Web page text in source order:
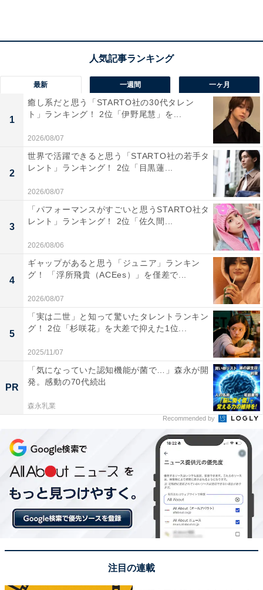
1位：江戸川コナン／93票
ボクと小五郎のおじさんは依頼人さんとの約束の時
間にその家に行ったんだ。
でも依頼した本人は約束のことを忘れちゃってるみ
たい。
変だと思った小五郎のおじさんが話を聞くと、依頼
人さんは殺人を犯したと言い出して、詳しく話を聞
くことに…!
TVオリジナル「ハメられたのは私」このあとすぐ!
pic.twitter.com/6CwzzoEEnW
December 16, 2023
堂々の1位に輝いたのは、本作の主人公である江戸川コ
ナンです。「見た目は子ども、頭脳は大人」のキャッチ
コピー通り、数々の難事件を卓越した推理力と阿笠博士
のメカで解決していく姿は唯一無二のかっこよさ。少年
探偵団を優しく率いる子どもとしての顔と、事件や宿敵
最新 一週間 一ヶ月
1
癒し系だと思う「STARTO社の30代タレン
ト」ランキング！ 2位「伊野尾慧」を...
2026/08/07
2
世界で活躍できると思う「STARTO社の若手タ
レント」ランキング！ 2位「目黒蓮...
2026/08/07
3
「パフォーマンスがすごいと思うSTARTO社タ
レント」ランキング！ 2位「佐久間...
2026/08/06
4
ギャップがあると思う「ジュニア」ランキン
グ！ 「浮所飛貴（ACEes）」を僅差で...
2026/08/07
5
「実は二世」と知って驚いたタレントランキン
グ！ 2位「杉咲花」を大差で抑えた1位...
2025/11/07
PR
「気になっていた認知機能が菌で…」森永が開
発。感動の70代続出
森永乳業
Recommended by
注目の連載